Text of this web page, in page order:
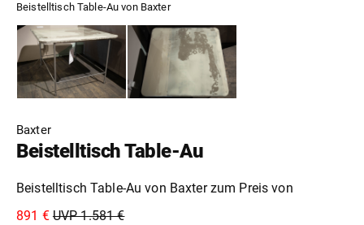
Beistelltisch Table-Au von Baxter
Baxter
Beistelltisch Table-Au
Beistelltisch Table-Au von Baxter zum Preis von
891 € UVP 1.581 €